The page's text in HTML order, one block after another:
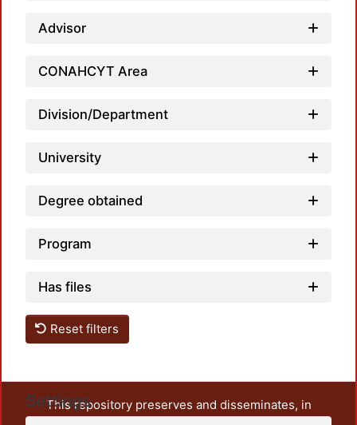
Advisor
CONAHCYT Area
Division/Department
University
Degree obtained
Program
Has files
Reset filters
Settings
This repository preserves and disseminates, in